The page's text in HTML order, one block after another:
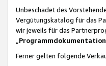
Unbeschadet des
Vergütungskatalog für das
wir jeweils für das
Programmdokumentation
Ferner gelten folgende